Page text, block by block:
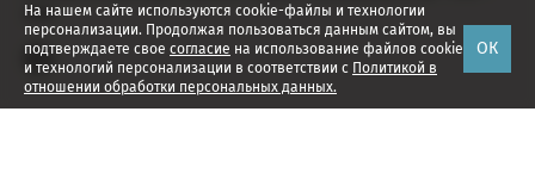
На нашем сайте используются cookie-файлы и технологии
персонализации. Продолжая пользоваться данным сайтом, вы
подтверждаете свое согласие на использование файлов cookie
и технологий персонализации в соответствии с Политикой в
отношении обработки персональных данных.
ОК
2026